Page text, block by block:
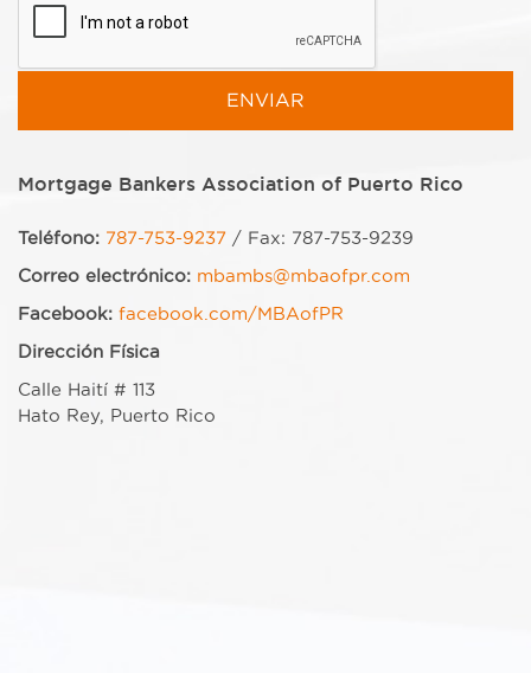
Mortgage Bankers Association of Puerto Rico
Teléfono: 787-753-9237 / Fax: 787-753-9239
Correo electrónico: mbambs@mbaofpr.com
Facebook: facebook.com/MBAofPR
Dirección Física
Calle Haití # 113
Hato Rey, Puerto Rico